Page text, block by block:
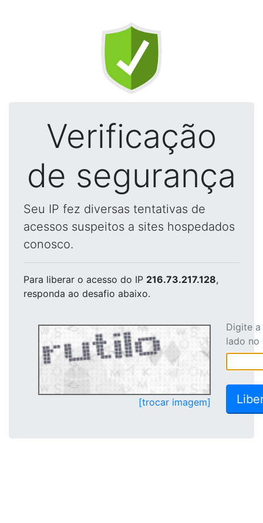
Verificação
de segurança
Seu IP fez diversas tentativas de
acessos suspeitos a sites hospedados
conosco.
Para liberar o acesso do IP 216.73.217.128,
responda ao desafio abaixo.
[trocar imagem]
Digite
lado no